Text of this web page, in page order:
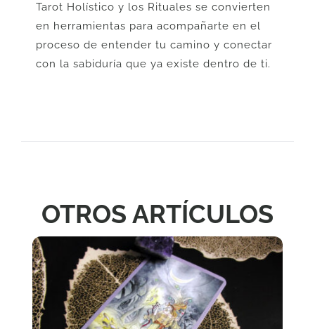
Tarot Holístico y los Rituales se convierten
en herramientas para acompañarte en el
proceso de entender tu camino y conectar
con la sabiduría que ya existe dentro de ti.
OTROS ARTÍCULOS